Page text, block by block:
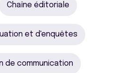
Chaîne éditoriale
et d'enquêtes
de communication